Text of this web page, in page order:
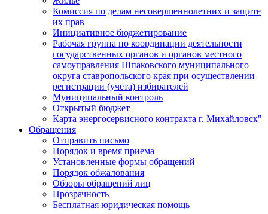
Комиссия по делам несовершеннолетних и защите
их прав
Инициативное бюджетирование
Рабочая группа по координации деятельности
государственных органов и органов местного
самоуправления Шпаковского муниципального
округа ставропольского края при осуществлении
регистрации (учёта) избирателей
Муниципальный контроль
Открытый бюджет
Карта энергосервисного контракта г. Михайловск"
Обращения
Отправить письмо
Порядок и время приема
Установленные формы обращений
Порядок обжалования
Обзоры обращений лиц
Прозрачность
Бесплатная юридическая помощь